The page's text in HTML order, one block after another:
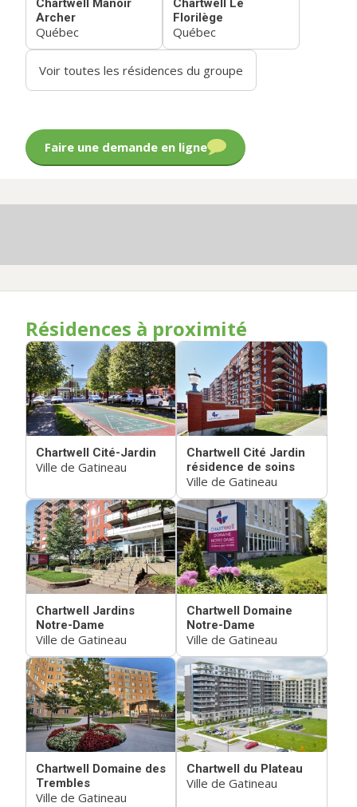
Chartwell Manoir
Archer
Québec
Chartwell Le
Florilège
Québec
Voir toutes les résidences du groupe
Faire une demande en ligne
Résidences à proximité
Chartwell Cité-Jardin
Ville de Gatineau
Chartwell Cité Jardin
résidence de soins
Ville de Gatineau
Chartwell Jardins
Notre-Dame
Ville de Gatineau
Chartwell Domaine
Notre-Dame
Ville de Gatineau
Chartwell Domaine des
Trembles
Ville de Gatineau
Chartwell du Plateau
Ville de Gatineau